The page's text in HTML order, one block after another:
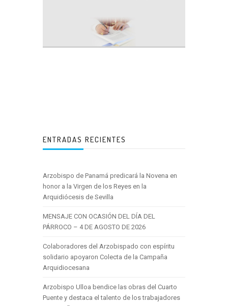
ENTRADAS RECIENTES
Arzobispo de Panamá predicará la Novena en
honor a la Virgen de los Reyes en la
Arquidiócesis de Sevilla
MENSAJE CON OCASIÓN DEL DÍA DEL
PÁRROCO – 4 DE AGOSTO DE 2026
Colaboradores del Arzobispado con espíritu
solidario apoyaron Colecta de la Campaña
Arquidiocesana
Arzobispo Ulloa bendice las obras del Cuarto
Puente y destaca el talento de los trabajadores